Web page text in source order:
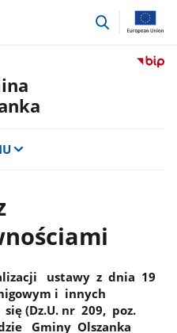
przejdź
Przejdź
ustawy z dnia 19
i innych
(Dz.U. nr 209, poz.
Gminy Olszanka